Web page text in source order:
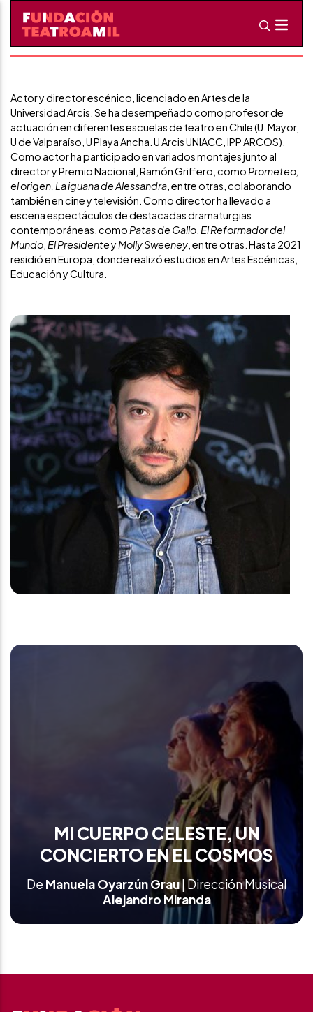
Omar Morán
Director
Actor y director escénico, licenciado en Artes de la
Universidad Arcis. Se ha desempeñado como profesor de
actuación en diferentes escuelas de teatro en Chile (U. Mayor,
U de Valparaíso, U Playa Ancha. U Arcis UNIACC, IPP ARCOS).
Como actor ha participado en variados montajes junto al
director y Premio Nacional, Ramón Griffero, como Prometeo,
el origen, La iguana de Alessandra , entre otras, colaborando
también en cine y televisión. Como director ha llevado a
escena espectáculos de destacadas dramaturgias
contemporáneas, como Patas de Gallo El Reformador del
Mundo El Presidentey Molly Sweeney , entre otras. Hasta 2021
residió en Europa, donde realizó estudios en Artes Escénicas,
Educación y Cultura.
MI CUERPO CELESTE, UN
CONCIERTO EN EL COSMOS
De Manuela Oyarzún Grau| Dirección Musical
Alejandro Miranda